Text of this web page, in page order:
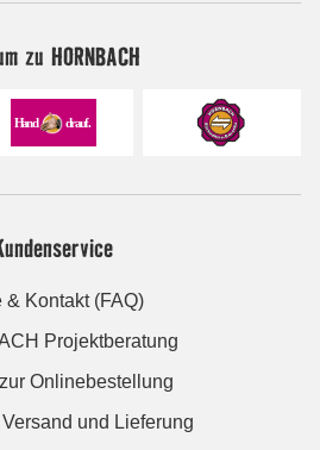
zu HORNBACH
& Kontakt (FAQ)
Projektberatung
Onlinebestellung
und Lieferung